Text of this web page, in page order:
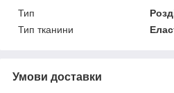
Тип
Тип тканини
Умови доставки